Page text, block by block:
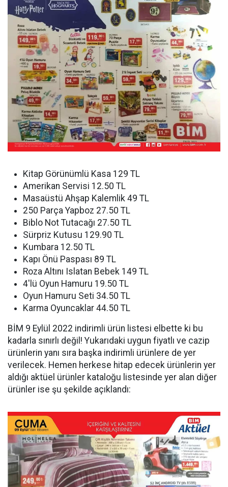
Kitap Görünümlü Kasa 129 TL
Amerikan Servisi 12.50 TL
Masaüstü Ahşap Kalemlik 49 TL
250 Parça Yapboz 27.50 TL
Biblo Not Tutacağı 27.50 TL
Sürpriz Kutusu 129.90 TL
Kumbara 12.50 TL
Kapı Önü Paspası 89 TL
Roza Altını Islatan Bebek 149 TL
4'lü Oyun Hamuru 19.50 TL
Oyun Hamuru Seti 34.50 TL
Karma Oyuncaklar 44.50 TL
BİM 9 Eylül 2022 indirimli ürün listesi elbette ki bu
kadarla sınırlı değil! Yukarıdaki uygun fiyatlı ve cazip
ürünlerin yanı sıra başka indirimli ürünlere de yer
verilecek. Hemen herkese hitap edecek ürünlerin yer
aldığı aktüel ürünler kataloğu listesinde yer alan diğer
ürünler ise şu şekilde açıklandı: